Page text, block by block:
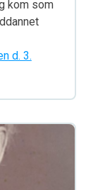
kom som
d. 3.